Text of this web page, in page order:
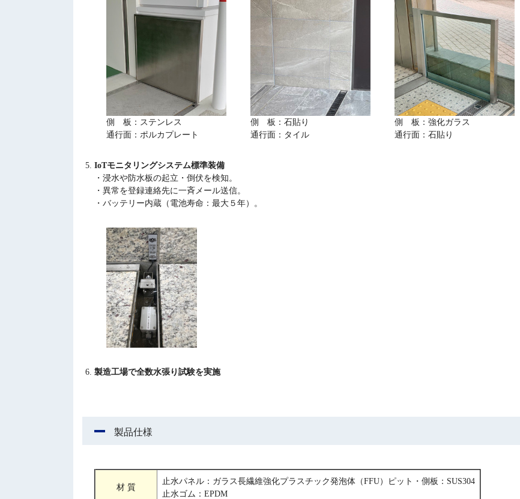
側 板：ステンレス
通行面：ポルカプレート
側 板：石貼り
通行面：タイル
側 板：強化ガラス
通行面：石貼り
IoTモニタリングシステム標準装備
・浸水や防水板の起立・倒伏を検知。
・異常を登録連絡先に一斉メール送信。
・バッテリー内蔵（電池寿命：最大５年）。
製造工場で全数水張り試験を実施
製品仕様
材 質
止水パネル：ガラス長繊維強化プラスチック発泡体（FFU）ピット・側板：SUS304
止水ゴム：EPDM